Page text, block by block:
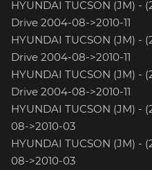
HYUNDAI TUCSON (JM) -
Drive 2004-08->2010-11
HYUNDAI TUCSON (JM) -
Drive 2004-08->2010-11
HYUNDAI TUCSON (JM) -
Drive 2004-08->2010-11
HYUNDAI TUCSON (JM) -
08->2010-03
HYUNDAI TUCSON (JM) -
08->2010-03